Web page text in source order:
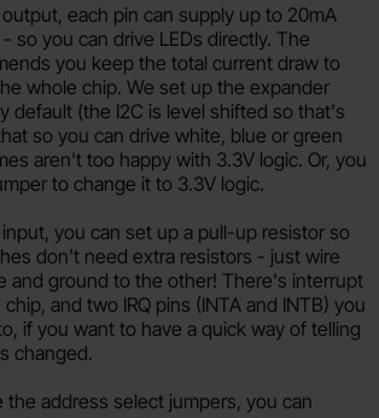
each pin can supply up to 20mA
so you can drive LEDs directly. The
you keep the total current draw to
whole chip. We set up the expander
default (the I2C is level shifted so that's
so you can drive white, blue or green
aren't too happy with 3.3V logic. Or, you
to change it to 3.3V logic.
you can set up a pull-up resistor so
don't need extra resistors - just wire
and ground to the other! There's interrupt
and two IRQ pins (INTA and INTB) you
if you want to have a quick way of telling
changed.
the address select jumpers, you can